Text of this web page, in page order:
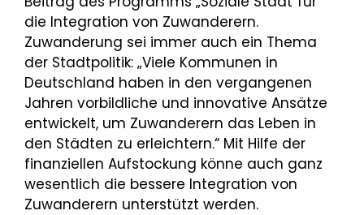
die Integration von Zuwanderern.
Zuwanderung sei immer auch ein Thema
der Stadtpolitik: „Viele Kommunen in
Deutschland haben in den vergangenen
Jahren vorbildliche und innovative Ansätze
entwickelt, um Zuwanderern das Leben in
den Städten zu erleichtern.“ Mit Hilfe der
finanziellen Aufstockung könne auch ganz
wesentlich die bessere Integration von
Zuwanderern unterstützt werden.